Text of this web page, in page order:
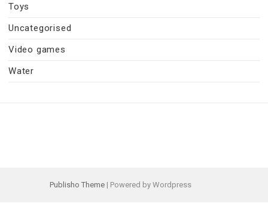
Toys
Uncategorised
Video games
Water
Publisho Theme | Powered by Wordpress